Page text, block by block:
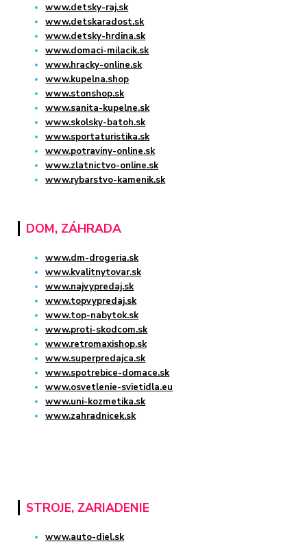
www.detsky-raj.sk
www.detskaradost.sk
www.detsky-hrdina.sk
www.domaci-milacik.sk
www.hracky-online.sk
www.kupelna.shop
www.stonshop.sk
www.sanita-kupelne.sk
www.skolsky-batoh.sk
www.sportaturistika.sk
www.potraviny-online.sk
www.zlatnictvo-online.sk
www.rybarstvo-kamenik.sk
DOM, ZÁHRADA
www.dm-drogeria.sk
www.kvalitnytovar.sk
www.najvypredaj.sk
www.topvypredaj.sk
www.top-nabytok.sk
www.proti-skodcom.sk
www.retromaxishop.sk
www.superpredajca.sk
www.spotrebice-domace.sk
www.osvetlenie-svietidla.eu
www.uni-kozmetika.sk
www.zahradnicek.sk
STROJE, ZARIADENIE
www.auto-diel.sk